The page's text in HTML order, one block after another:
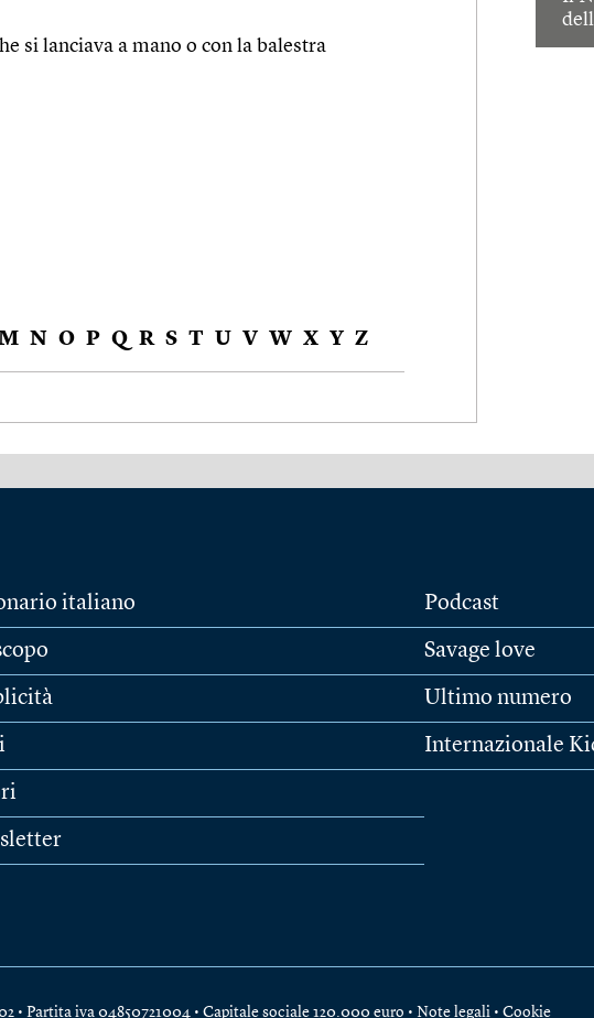
si lanciava a mano o con la balestra
N O P Q R S T U V W X Y Z
italiano Podcast
Savage love
Ultimo numero
Internazionale
Partita iva 04850721004 • Capitale sociale 120.000 euro • Note legali • Cookie